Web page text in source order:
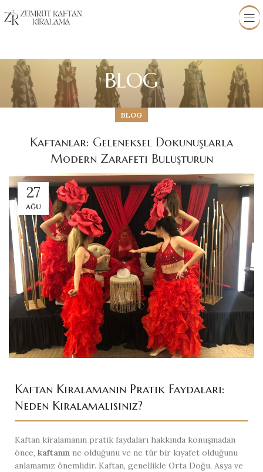
BLOG
BLOG
Kaftanlar: Geleneksel Dokunuşlarla
Modern Zarafeti Buluşturun
27
AĞU
Kaftan Kiralamanın Pratik Faydaları:
Neden Kiralamalısınız?
Kaftan kiralamanın pratik faydaları hakkında konuşmadan
önce, kaftanın ne olduğunu ve ne tür bir kıyafet olduğunu
anlamamız önemlidir. Kaftan, genellikle Orta Doğu, Asya ve